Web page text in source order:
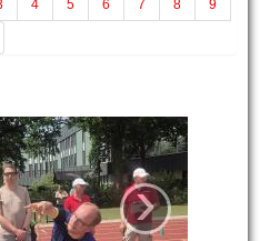
4 5 6 7 8 9
›